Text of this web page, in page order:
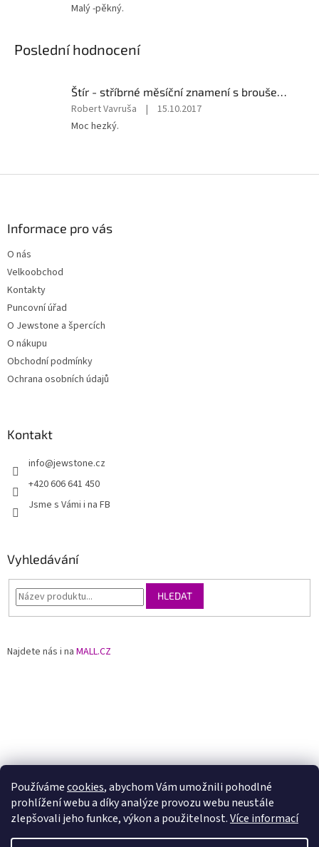
Používámecookies, abychom Vám umožnili pohodlné
prohlížení webu a díky analýze provozu webu neustále
zlepšovali jeho funkce, výkon a použitelnost.Více informací
Malý -pěkný.
Poslední hodnocení
Štír - stříbrné měsíční znamení s broušeným granátem 2,2 g, Ag 925/1000+Rh
Hodnocení
produktu
5
Robert Vavruša |
15.10.2017
Moc hezký.
Informace pro vás
O nás
Velkoobchod
Kontakty
Puncovní úřad
O Jewstone a špercích
O nákupu
Obchodní podmínky
Ochrana osobních údajů
Kontakt
info@jewstone.cz
+420 606 641 450
Jsme s Vámi i na FB
Vyhledávání
HLEDAT
Najdete nás i na MALL.CZ